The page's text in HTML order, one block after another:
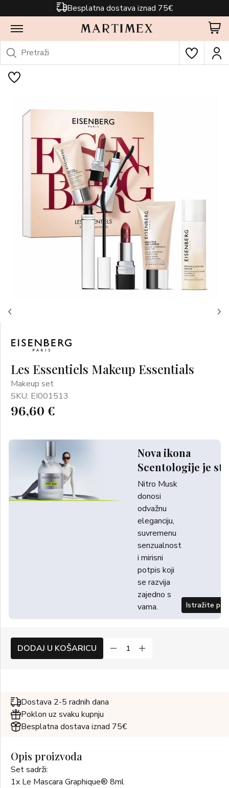
Besplatna dostava iznad 75€
Les Essentiels Makeup Essentials
Makeup set
SKU: EI001513
96,60 €
Nova ikona
Scentologije je
Nitro Musk
donosi
odvažnu
eleganciju,
suvremenu
senzualnost
i mirisni
potpis koji
se razvija
zajedno s
vama.
Istražite
DODAJ U KOŠARICU
Dostava 2-5 radnih dana
Poklon uz svaku kupnju
Besplatna dostava iznad 75€
Opis proizvoda
Set sadrži:
1x Le Mascara Graphique® 8ml